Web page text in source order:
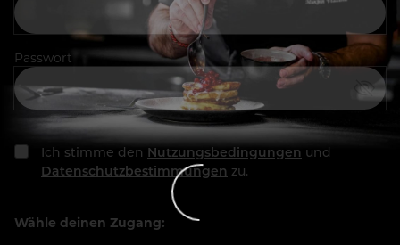
Passwort
Ich stimme den Nutzungsbedingungen und
Datenschutzbestimmungen zu.
Wähle deinen Zugang: